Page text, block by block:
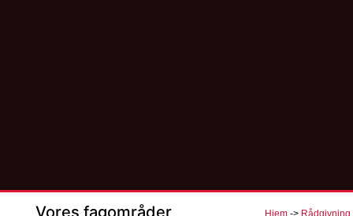
Vores fagområder Hjem-> Rådgivning